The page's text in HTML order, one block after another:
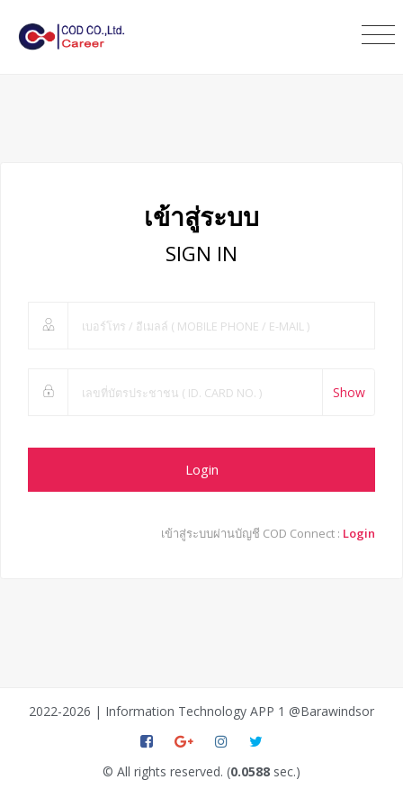
เข้าสู่ระบบ
SIGN IN
Show
Login
เข้าสู่ระบบผ่านบัญชี COD Connect : Login
2022-2026 | Information Technology APP 1 @Barawindsor
© All rights reserved. (0.0588 sec.)